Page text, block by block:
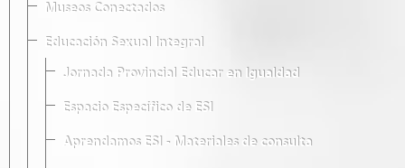
Museos Conectados
Educación Sexual Integral
Jornada Provincial Educar en Igualdad
Espacio Específico de ESI
Aprendamos ESI - Materiales de consulta